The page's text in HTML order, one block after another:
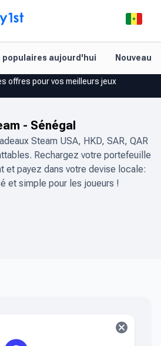
populaires aujourd'hui
et livraison instantanés
offres pour vos meilleurs jeux
amicale 24h/24 et 7j/7
sur Google Play et l'App Store
et livraison instantanés
offres pour vos meilleurs jeux
- Sénégal
Steam USA, HKD, SAR, QAR
Rechargez votre portefeuille
et payez dans votre devise locale:
et simple pour les joueurs !
ce que vous cherchez ?
le produit que vous cherchez ?